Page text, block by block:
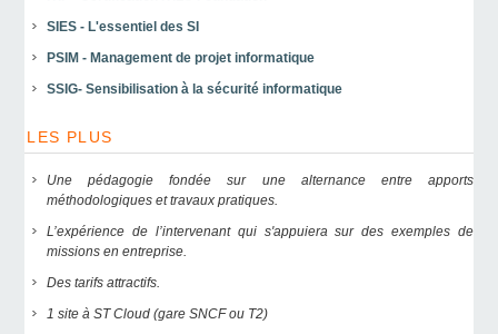
SIES - L'essentiel des SI
PSIM - Management de projet informatique
SSIG- Sensibilisation à la sécurité informatique
LES PLUS
Une pédagogie fondée sur une alternance entre apports
méthodologiques et travaux pratiques.
L’expérience de l’intervenant qui s'appuiera sur des exemples de
missions en entreprise.
Des tarifs attractifs.
1 site à ST Cloud (gare SNCF ou T2)